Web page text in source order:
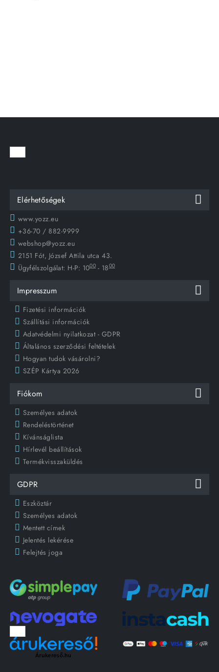
Elérhetőségek
www.yozz.eu
+36-70 / 882-9999
webshop@yozz.eu
2151 Fót, József Attila utca 43.
Ügyfélszolgálat: H-P: 1000 - 1800
Impresszum
Fizetési információk
Szállítási információk
Adatvédelmi nyilatkozat - GDPR
Általános szerződési feltételek
Hogyan tudok vásárolni?
SZÉP Kártya 2026
Fiókom
Személyes adatok
Rendeléstörténet
Kívánságlista
Hírlevél beállítások
Termékvisszaküldés
GDPR
Eszköztár
Személyes adatok
Mentett címek
Jelentés lekérése
Felejtés joga
Árukereső.hu